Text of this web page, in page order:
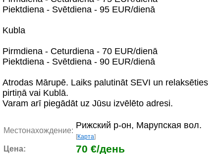
Piektdiena - Svētdiena - 95 EUR/dienā
Kubla
Pirmdiena - Ceturdiena - 70 EUR/dienā
Piektdiena - Svētdiena - 90 EUR/dienā
Atrodas Mārupē. Laiks palutināt SEVI un relaksēties
pirtiņā vai Kublā.
Varam arī piegādāt uz Jūsu izvēlēto adresi.
Местонахождение:
Рижский р-он, Марупская вол.
[Карта]
Цена: 70 €/день